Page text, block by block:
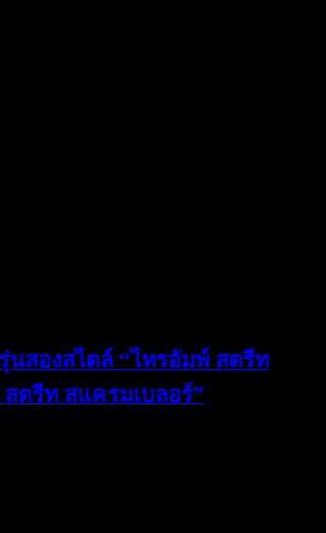
นสองสไตล์ “ไทรอัมพ์ สตรีท
ตรีท สแครมเบลอร์”